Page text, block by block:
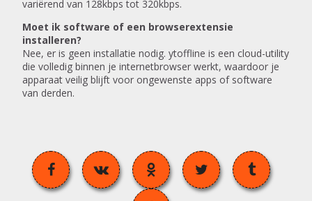
variërend van 128kbps tot 320kbps.
Moet ik software of een browserextensie
installeren?
Nee, er is geen installatie nodig. ytoffline is een cloud-utility
die volledig binnen je internetbrowser werkt, waardoor je
apparaat veilig blijft voor ongewenste apps of software
van derden.